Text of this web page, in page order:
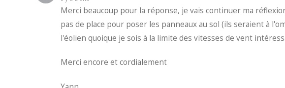
Merci beaucoup pour la réponse, je vais continuer ma
pas de place pour poser les panneaux au sol (ils seraient à
l'éolien quoique je sois à la limite des vitesses de vent
Merci encore et cordialement